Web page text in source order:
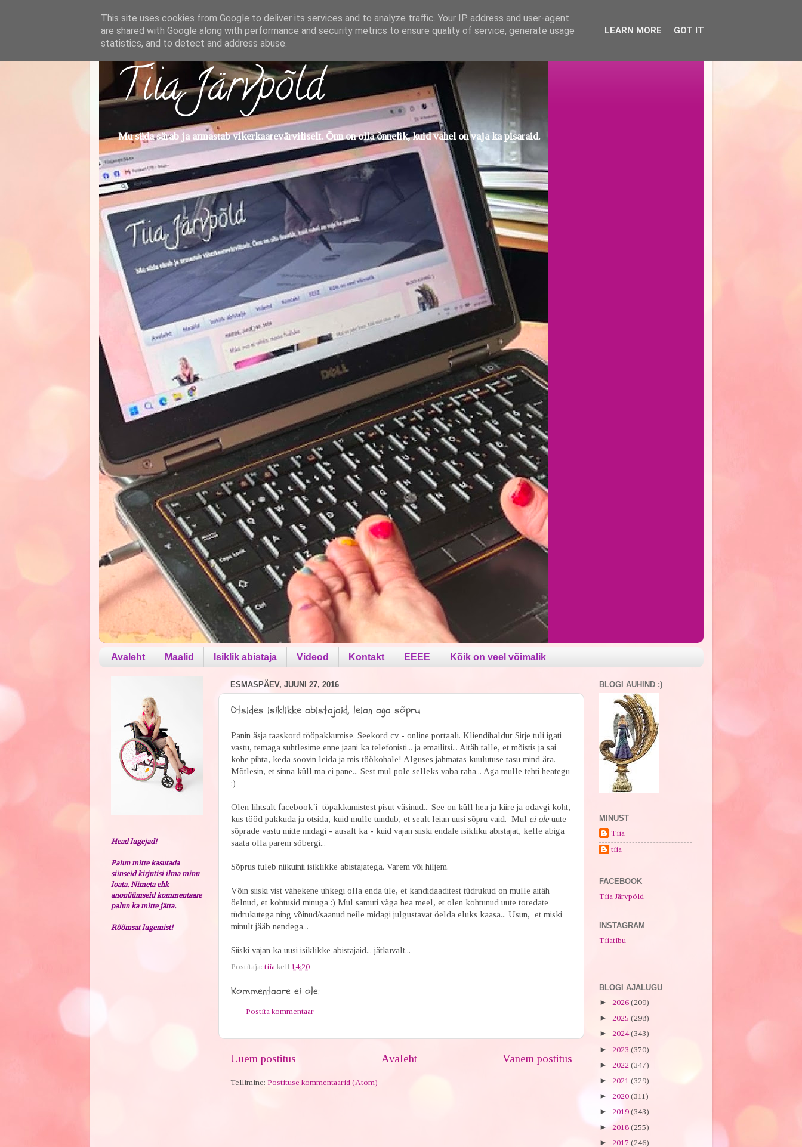
Tiia Järvpõld
Mu süda särab ja armastab vikerkaarevärviliselt. Õnn on olla õnnelik, kuid vahel on vaja ka pisaraid.
Avaleht Maalid Isiklik abistaja Videod Kontakt EEEE Kõik on veel võimalik
ESMASPÄEV, JUUNI 27, 2016
Otsides isiklikke abistajaid, leian aga sõpru
Panin äsja taaskord tööpakkumise. Seekord cv - online portaali. Kliendihaldur Sirje tuli igati
vastu, temaga suhtlesime enne jaani ka telefonisti... ja emailitsi... Aitäh talle, et mõistis ja sai
kohe pihta, keda soovin leida ja mis töökohale! Alguses jahmatas kuulutuse tasu mind ära.
Mõtlesin, et sinna küll ma ei pane... Sest mul pole selleks vaba raha... Aga mulle tehti heategu
:)
Olen lihtsalt facebook´i töpakkumistest pisut väsinud... See on küll hea ja kiire ja odavgi koht,
kus tööd pakkuda ja otsida, kuid mulle tundub, et sealt leian uusi sõpru vaid. Mul ei oleuute
sõprade vastu mitte midagi - ausalt ka - kuid vajan siiski endale isikliku abistajat, kelle abiga
saata olla parem sõbergi...
Sõprus tuleb niikuinii isiklikke abistajatega. Varem või hiljem.
Võin siiski vist vähekene uhkegi olla enda üle, et kandidaaditest tüdrukud on mulle aitäh
öelnud, et kohtusid minuga :) Mul samuti väga hea meel, et olen kohtunud uute toredate
tüdrukutega ning võinud/saanud neile midagi julgustavat öelda eluks kaasa... Usun, et miski
minult jääb nendega...
Siiski vajan ka uusi isiklikke abistajaid... jätkuvalt...
Postitaja: tiia kell 14:20
Kommentaare ei ole:
Postita kommentaar
Uuem postitus Vanem postitus
Avaleht
Tellimine: Postituse kommentaarid (Atom)
Head lugejad!
Palun mitte kasutada
siinseid kirjutisi ilma minu
loata. Nimeta ehk
anonüümseid kommentaare
palun ka mitte jätta.
Rõõmsat lugemist!
BLOGI AUHIND :)
MINUST
Tiia
tiia
FACEBOOK
Tiia Järvpõld
INSTAGRAM
Tiiatibu
BLOGI AJALUGU
► 2026 (209)
► 2025 (298)
► 2024(343)
► 2023 (370)
► 2022 (347)
► 2021 (329)
► 2020 (311)
► 2019 (343)
► 2018 (255)
► 2017 (246)
This site uses cookies from Google to deliver its services and to analyze traffic. Your IP address and user-agent
are shared with Google along with performance and security metrics to ensure quality of service, generate usage
statistics, and to detect and address abuse.
LEARN MORE GOT IT